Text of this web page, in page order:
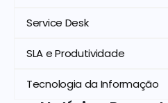
Service Desk
SLA e Produtividade
Tecnologia da Informação